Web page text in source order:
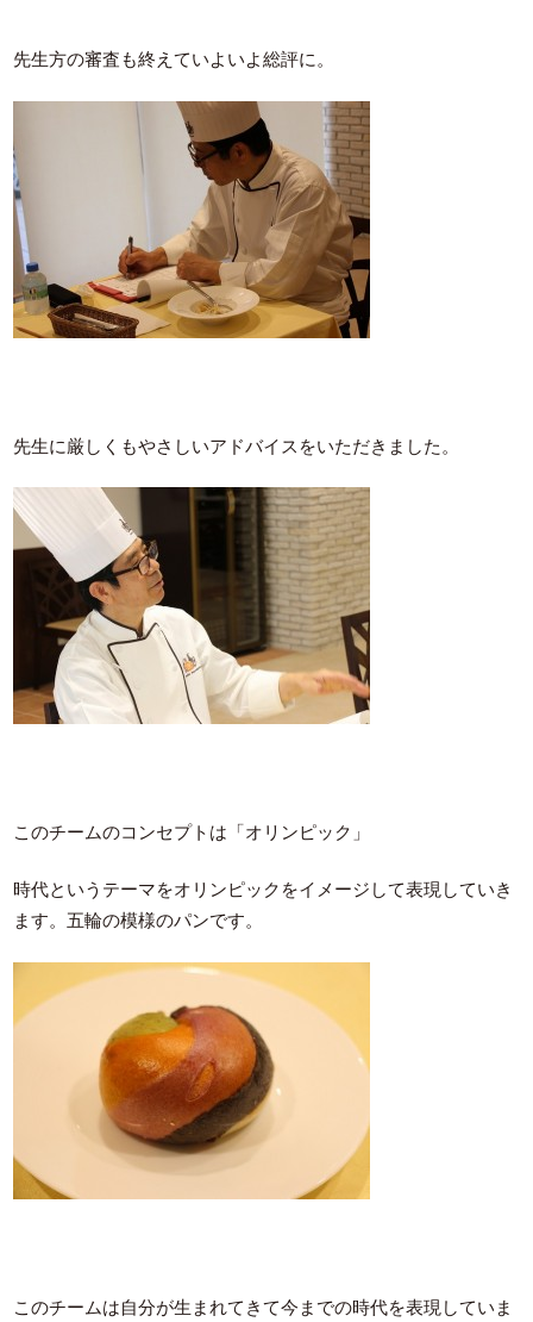
先生方の審査も終えていよいよ総評に。
先生に厳しくもやさしいアドバイスをいただきました。
このチームのコンセプトは「オリンピック」
時代というテーマをオリンピックをイメージして表現していき
ます。五輪の模様のパンです。
このチームは自分が生まれてきて今までの時代を表現していま